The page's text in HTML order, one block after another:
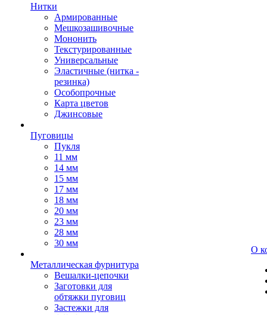
Нитки
Армированные
Мешкозашивочные
Мононить
Текстурированные
Универсальные
Эластичные (нитка -
резинка)
Особопрочные
Карта цветов
Джинсовые
Пуговицы
Пукля
11 мм
14 мм
15 мм
17 мм
18 мм
20 мм
23 мм
28 мм
30 мм
Металлическая фурнитура
Вешалки-цепочки
Заготовки для
обтяжки пуговиц
Застежки для
О